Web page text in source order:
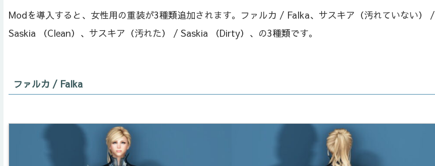
Modを導入すると、女性用の重装が3種類追加されます。ファルカ / Falka、サスキア（汚れていない） /
Saskia （Clean）、サスキア（汚れた） / Saskia （Dirty）、の3種類です。
ファルカ / Falka